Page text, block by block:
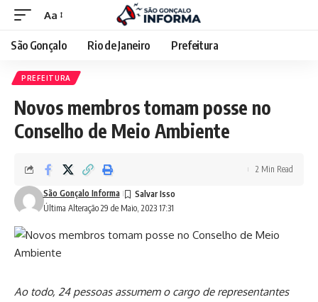
Aa
São Gonçalo Rio de Janeiro Prefeitura
PREFEITURA
Novos membros tomam posse no
Conselho de Meio Ambiente
Última Alteração 29 de Maio, 2023 17:31
São Gonçalo Informa
2 Min Read
Ao todo, 24 pessoas assumem o cargo de representantes